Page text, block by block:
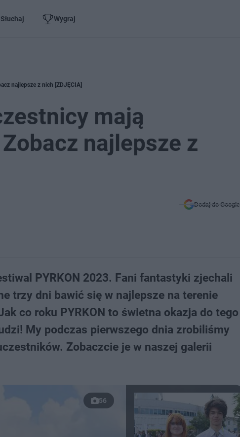
Słuchaj Wygraj
najlepsze z nich [ZDJĘCIA]
mają
najlepsze z
Dodaj do Google
PYRKON 2023. Fani fantastyki zjechali
trzy dni bawić się w najlepsze na terenie
co roku PYRKON to świetna okazja do tego
My podczas pierwszego dnia zrobiliśmy
Zobaczcie je w naszej galerii
56